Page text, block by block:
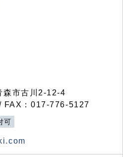
市古川2-12-4
FAX：017-776-5127
可